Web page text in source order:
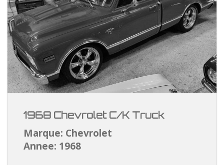
1968 Chevrolet C/K Truck
Marque: Chevrolet
Annee: 1968